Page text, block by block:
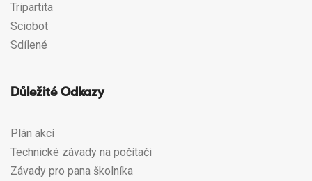
Tripartita
Sciobot
Sdílené
Důležité Odkazy
Plán akcí
Technické závady na počítači
Závady pro pana školníka